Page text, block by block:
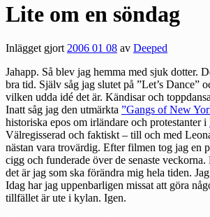
Lite om en söndag
Inlägget gjort2006 01 08 av Deeped
Jahapp. Så blev jag hemma med sjuk dotter.
bra tid. Själv såg jag slutet på ”Let’s Dance”
vilken udda idé det är. Kändisar och
Inatt såg jag den utmärkta ”Gangs of New
historiska epos om irländare och protestanter i
Välregisserad och faktiskt – till och med
nästan vara trovärdig. Efter filmen tog jag en
cigg och funderade över de senaste
det är jag som ska förändra mig hela tiden.
Idag har jag uppenbarligen missat att göra
tillfället är ute i kylan. Igen.